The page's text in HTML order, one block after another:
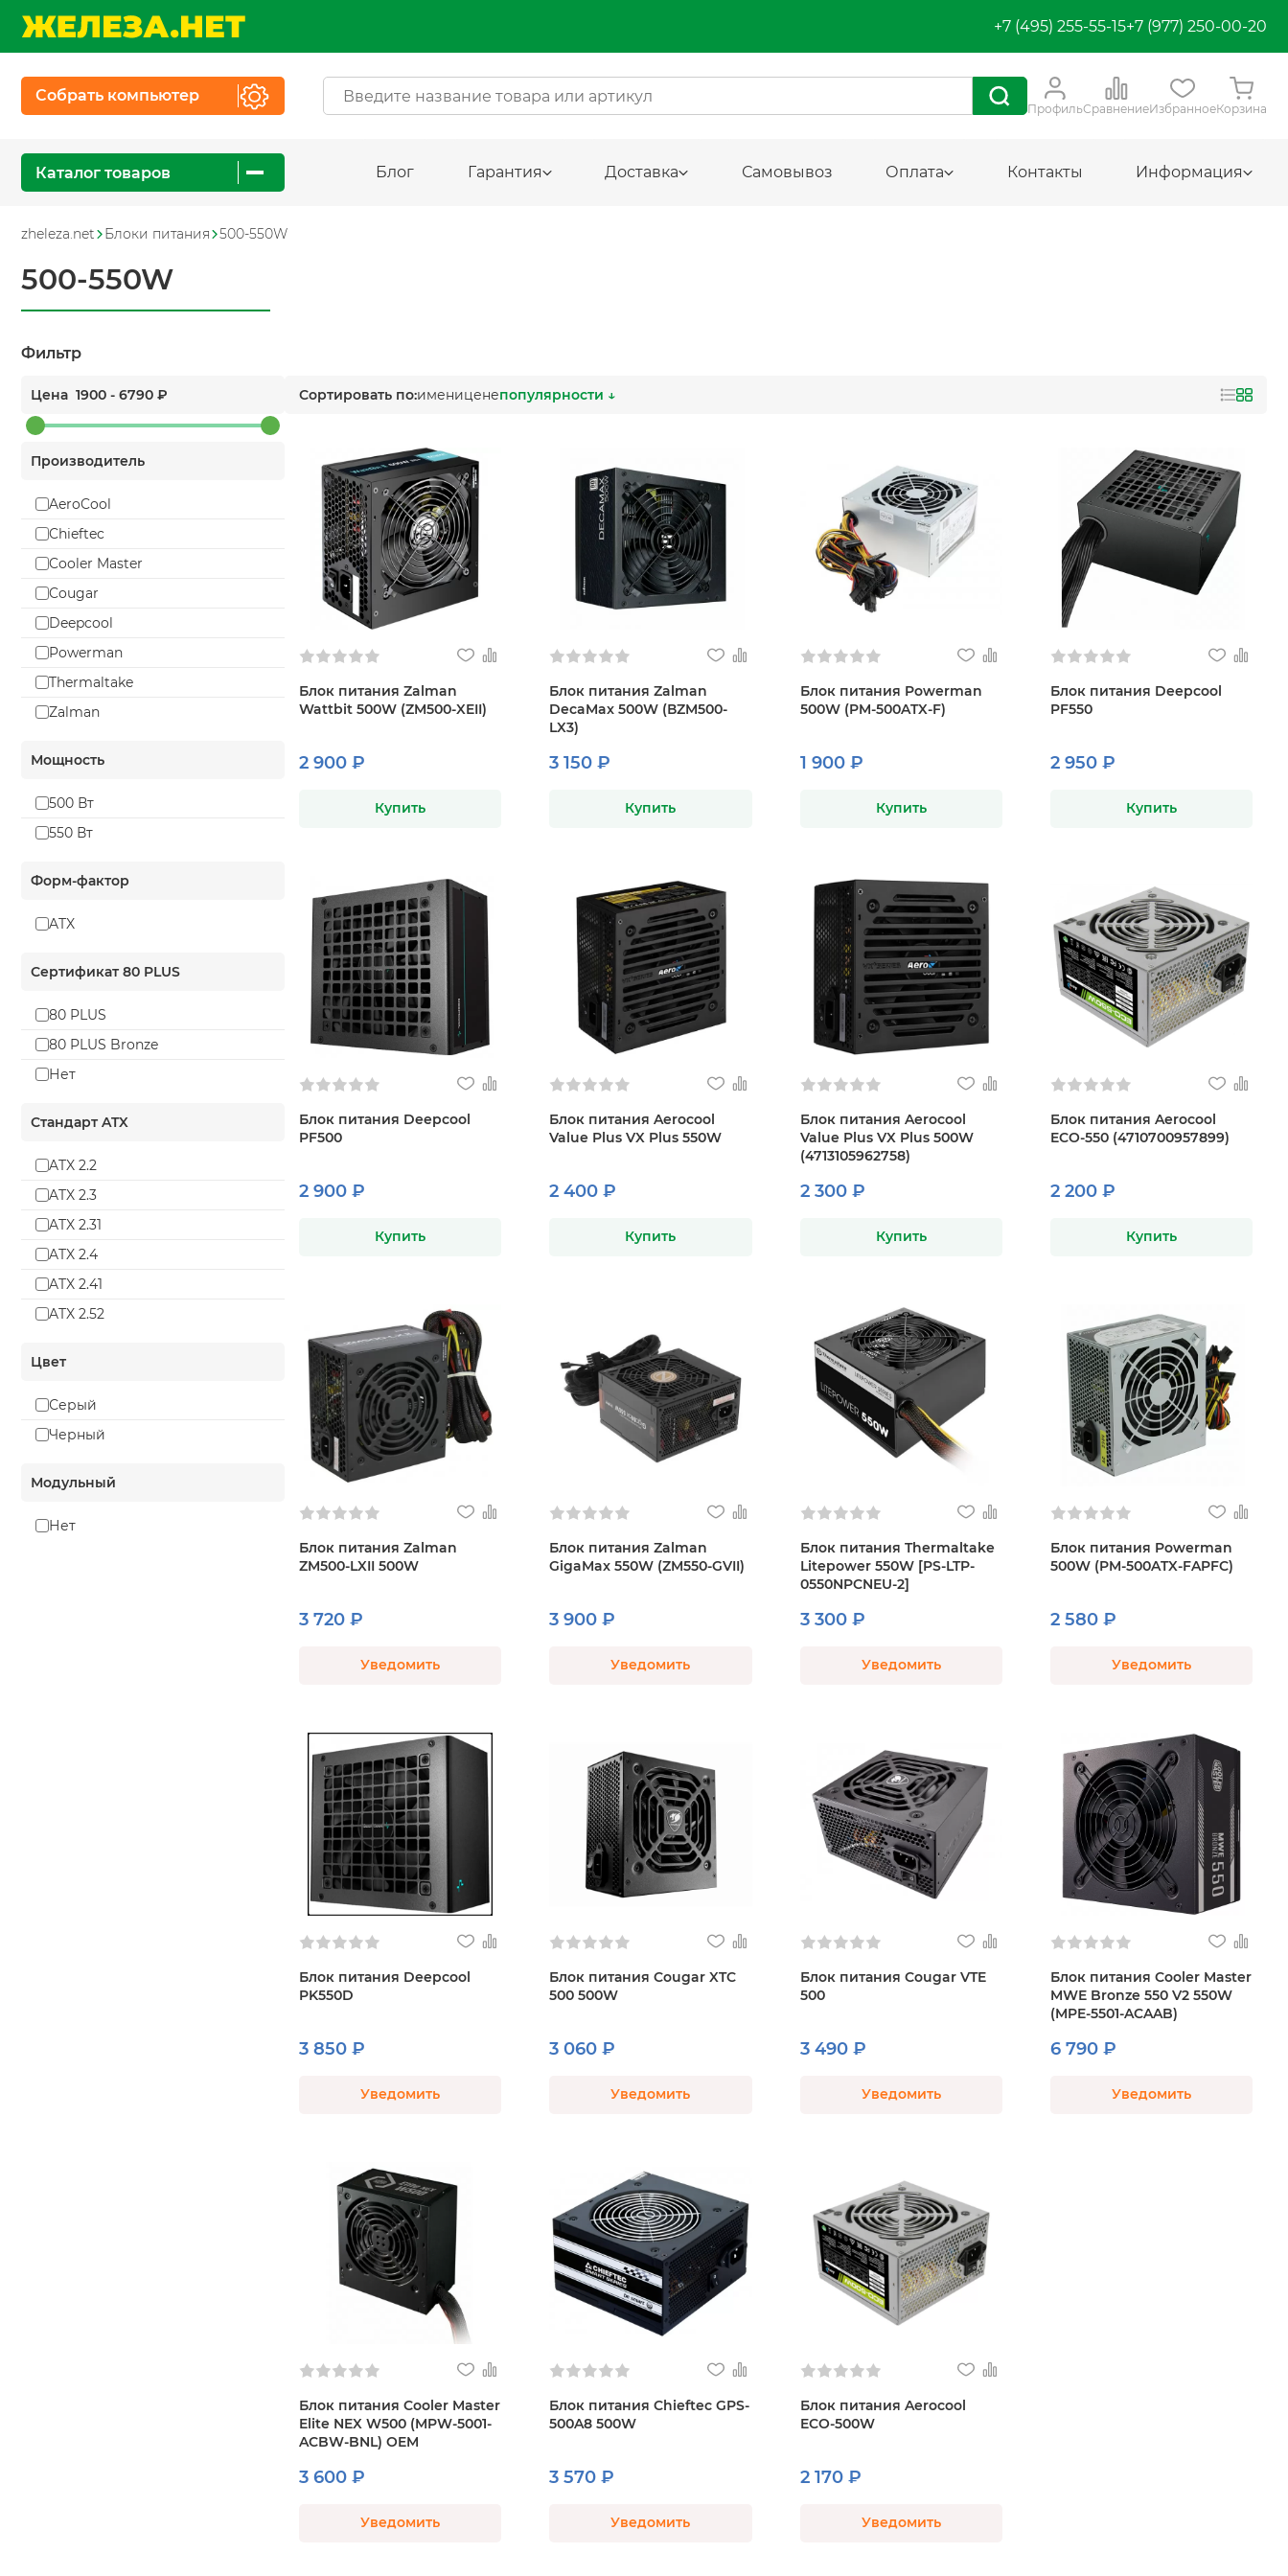
+7 (495) 255-55-15+7 (977) 250-00-20
Собрать компьютер
ПрофильСравнениеИзбранноеКорзина
Каталог товаров Блог Гарантия Доставка Самовывоз Оплата Контакты Информация
zheleza.net Блоки питания 500-550W
500-550W
Фильтр
Цена 1900 - 6790 ₽
Производитель
AeroCool
Chieftec
Cooler Master
Cougar
Deepcool
Powerman
Thermaltake
Zalman
Мощность
500 Вт
550 Вт
Форм-фактор
ATX
Сертификат 80 PLUS
80 PLUS
80 PLUS Bronze
Нет
Стандарт ATX
ATX 2.2
ATX 2.3
ATX 2.31
ATX 2.4
ATX 2.41
ATX 2.52
Цвет
Серый
Черный
Модульный
Нет
Сортировать по:имениценепопулярности ↓
Блок питания Zalman
Wattbit 500W (ZM500-XEII)
2 900 ₽
Купить
Блок питания Zalman
DecaMax 500W (ВZM500-
LX3)
3 150 ₽
Купить
Блок питания Powerman
500W (PM-500ATX-F)
1 900 ₽
Купить
Блок питания Deepcool
PF550
2 950 ₽
Купить
Блок питания Deepcool
PF500
2 900 ₽
Купить
Блок питания Aerocool
Value Plus VX Plus 550W
2 400 ₽
Купить
Блок питания Aerocool
Value Plus VX Plus 500W
(4713105962758)
2 300 ₽
Купить
Блок питания Aerocool
ECO-550 (4710700957899)
2 200 ₽
Купить
Блок питания Zalman
ZM500-LXII 500W
3 720 ₽
Уведомить
Блок питания Zalman
GigaMax 550W (ZM550-GVII)
3 900 ₽
Уведомить
Блок питания Thermaltake
Litepower 550W [PS-LTP-
0550NPCNEU-2]
3 300 ₽
Уведомить
Блок питания Powerman
500W (PM-500ATX-FAPFC)
2 580 ₽
Уведомить
Блок питания Deepcool
PK550D
3 850 ₽
Уведомить
Блок питания Cougar XTC
500 500W
3 060 ₽
Уведомить
Блок питания Cougar VTE
500
3 490 ₽
Уведомить
Блок питания Cooler Master
MWE Bronze 550 V2 550W
(MPE-5501-ACAAB)
6 790 ₽
Уведомить
Блок питания Cooler Master
Elite NEX W500 (MPW-5001-
ACBW-BNL) OEM
3 600 ₽
Уведомить
Блок питания Chieftec GPS-
500A8 500W
3 570 ₽
Уведомить
Блок питания Aerocool
ECO-500W
2 170 ₽
Уведомить